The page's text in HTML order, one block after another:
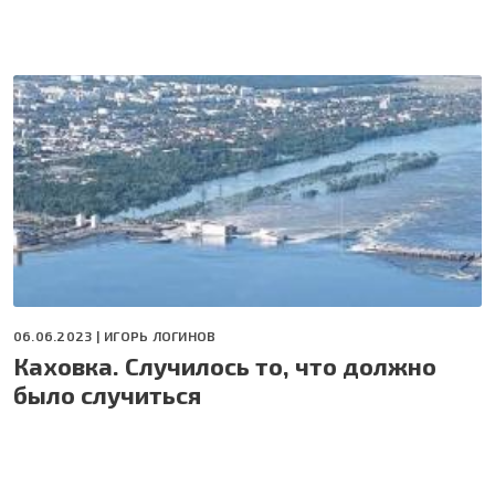
06.06.2023 | ИГОРЬ ЛОГИНОВ
Каховка. Случилось то, что должно
было случиться